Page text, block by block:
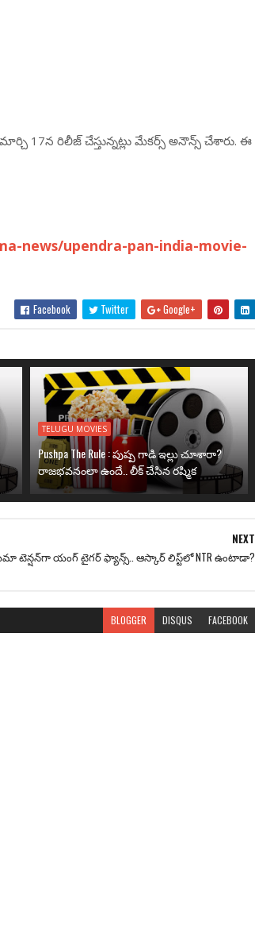
17న రిలీజ్ చేస్తున్న‌ట్లు మేక‌ర్స్ అనౌన్స్ చేశారు. ఈ
news/upendra-pan-india-movie-
Facebook Twitter Google+
TELUGU MOVIES
Pushpa The Rule : పుష్ప గాడి ఇల్లు చూశారా?
రాజభవనంలా ఉందే.. లీక్ చేసిన రష్మిక
NEXT
యమా టెన్షన్‌గా యంగ్ టైగర్ ఫ్యాన్స్.. ఆస్కార్ లిస్ట్‌లో NTR ఉంటాడా?
BLOGGER DISQUS FACEBOOK